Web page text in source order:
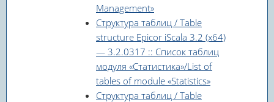
Management»
Структура таблиц / Table
structure Epicor iScala 3.2 (x64)
— 3.2.0317 :: Список таблиц
модуля «Статистика»/List of
tables of module «Statistics»
Структура таблиц / Table